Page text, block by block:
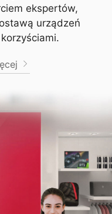
ekspertów,
urządzeń